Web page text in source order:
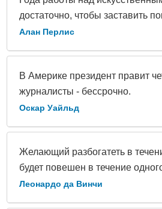
достаточно, чтобы заставить
Алан Перлис
В Америке президент правит
журналисты - бессрочно.
Оскар Уайльд
Желающий разбогатеть в
будет повешен в течение
Леонардо да Винчи